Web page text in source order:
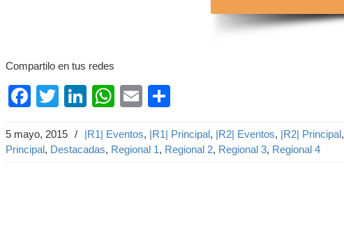
Compartilo en tus redes
Facebook
Twitter
LinkedIn
WhatsApp
Email
5 mayo, 2015 / |R1| Eventos, |R1| Principal, |R2| Eventos, |R2| Principal,
Principal, Destacadas, Regional 1, Regional 2, Regional 3, Regional 4